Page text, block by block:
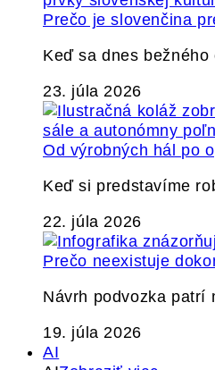
Prečo je slovenčina
Keď sa dnes
23. júla 2026
Od výrobných hál po
Keď si predstavíme
22. júla 2026
Prečo neexistuje
Návrh podvozka patrí
19. júla 2026
AI